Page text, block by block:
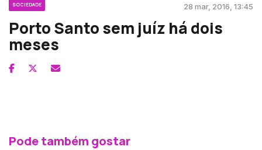
SOCIEDADE 28 mar, 2016, 13:45
Porto Santo sem juíz há dois
meses
Pode também gostar